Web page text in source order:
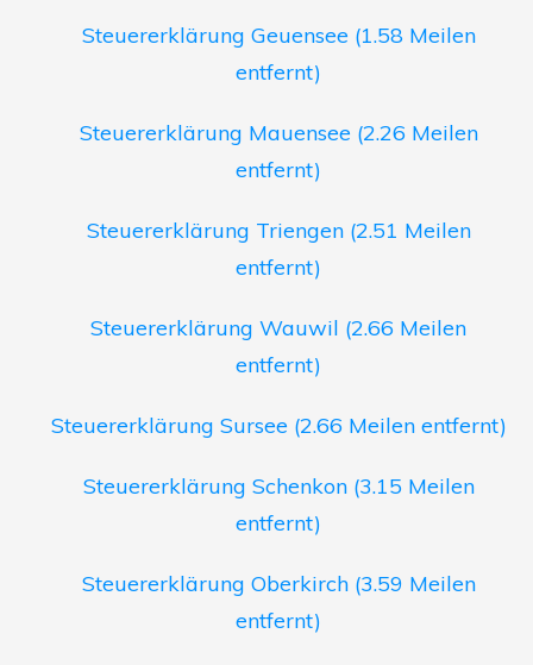
Steuererklärung Geuensee (1.58 Meilen
entfernt)
Steuererklärung Mauensee (2.26 Meilen
entfernt)
Steuererklärung Triengen (2.51 Meilen
entfernt)
Steuererklärung Wauwil (2.66 Meilen
entfernt)
Steuererklärung Sursee (2.66 Meilen entfernt)
Steuererklärung Schenkon (3.15 Meilen
entfernt)
Steuererklärung Oberkirch (3.59 Meilen
entfernt)